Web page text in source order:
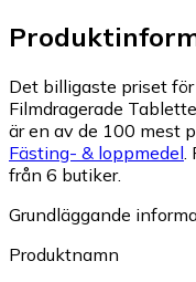
Det billigaste priset
Filmdragerade
är en av de 100 mest
Fästing- & loppmedel.
från 6 butiker.
Grundläggande
Produktnamn